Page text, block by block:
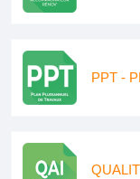
PPT -